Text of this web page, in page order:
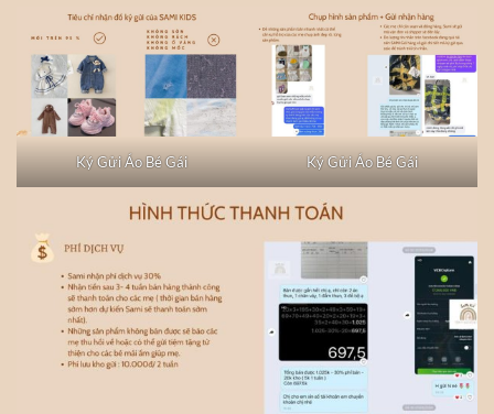
Ký Gửi Áo Bé Gái Ký Gửi Áo Bé Gái